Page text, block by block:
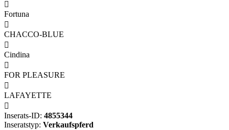

Fortuna

CHACCO-BLUE

Cindina

FOR PLEASURE

LAFAYETTE

Inserats-ID: 4855344
Inseratstyp: Verkaufspferd